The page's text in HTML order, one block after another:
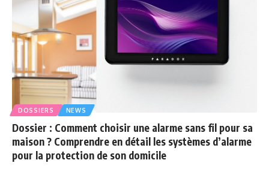
DOSSIERS NEWS
Dossier : Comment choisir une alarme sans fil pour sa
maison ? Comprendre en détail les systèmes d’alarme
pour la protection de son domicile